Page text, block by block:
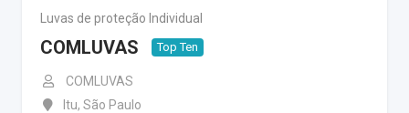
Luvas de proteção Individual
COMLUVAS Top Ten
COMLUVAS
Itu, São Paulo